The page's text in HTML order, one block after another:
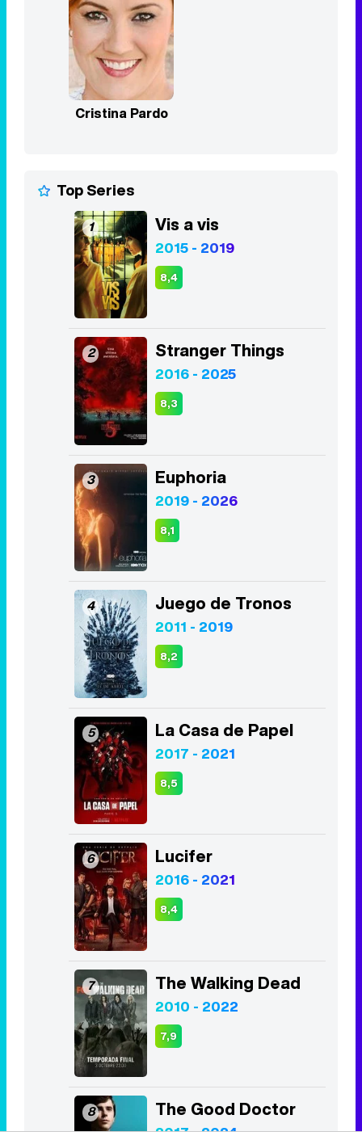
Cristina Pardo
Top Series
1 Vis a vis
2015 - 2019
8,4
2 Stranger Things
2016 - 2025
8,3
3 Euphoria
2019 - 2026
8,1
4 Juego de Tronos
2011 - 2019
8,2
5 La Casa de Papel
2017 - 2021
8,5
6 Lucifer
2016 - 2021
8,4
7 The Walking Dead
2010 - 2022
7,9
8 The Good Doctor
2017 - 2024